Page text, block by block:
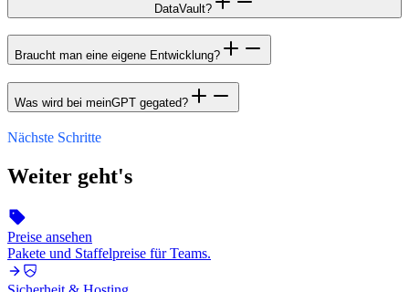
DataVault?
Braucht man eine eigene Entwicklung?
Was wird bei meinGPT gegated?
Nächste Schritte
Weiter geht's
Preise ansehen
Pakete und Staffelpreise für Teams.